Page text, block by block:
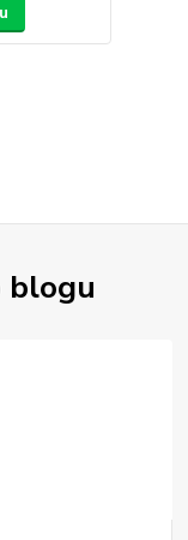
blogu